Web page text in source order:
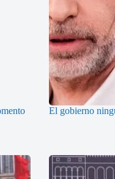
El gobierno